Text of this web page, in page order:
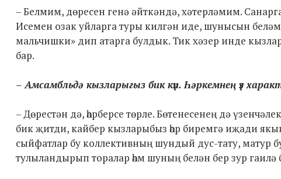
– Белмим, дөресен генә әйткәндә, хәтерләмим.
Исемен озак уйларга туры килгән иде, шунысын
мальчишки» дип атарга булдык. Тик хәзер инде
бар.
– Амсамбльдә кызларыгыз бик күп. Һәркемнең үз
– Дөрестән дә, һәрберсе төрле. Бөтенесенең дә
бик җитди, кайбер кызларыбыз һәр биремгә иҗади
сыйфатлар бу коллективның шундый дус-тату, матур
тулыландырып торалар һәм шуның белән бер зур гаилә